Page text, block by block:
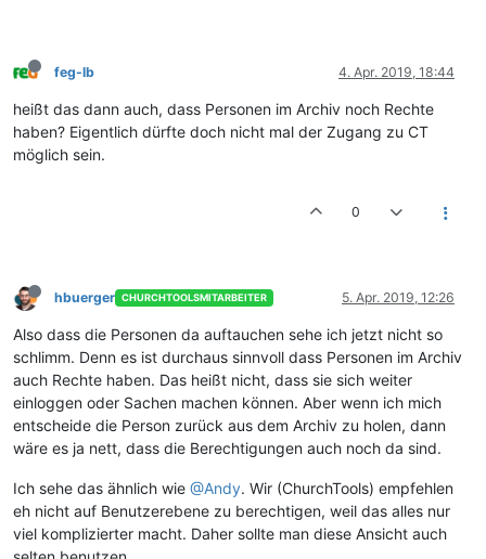
feg-lb 4. Apr. 2019, 18:44
heißt das dann auch, dass Personen im Archiv noch Rechte
haben? Eigentlich dürfte doch nicht mal der Zugang zu CT
möglich sein.
0
hbuerger CHURCHTOOLSMITARBEITER 5. Apr. 2019, 12:26
Also dass die Personen da auftauchen sehe ich jetzt nicht so
schlimm. Denn es ist durchaus sinnvoll dass Personen im Archiv
auch Rechte haben. Das heißt nicht, dass sie sich weiter
einloggen oder Sachen machen können. Aber wenn ich mich
entscheide die Person zurück aus dem Archiv zu holen, dann
wäre es ja nett, dass die Berechtigungen auch noch da sind.
Ich sehe das ähnlich wie @Andy. Wir (ChurchTools) empfehlen
eh nicht auf Benutzerebene zu berechtigen, weil das alles nur
viel komplizierter macht. Daher sollte man diese Ansicht auch